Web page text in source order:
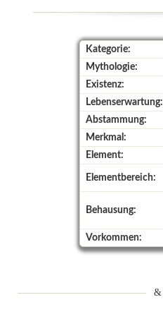
Kategorie:
Mythologie:
Existenz:
Lebenserwartung:
Abstammung:
Merkmal:
Element:
Elementbereich:
Behausung:
Vorkommen: